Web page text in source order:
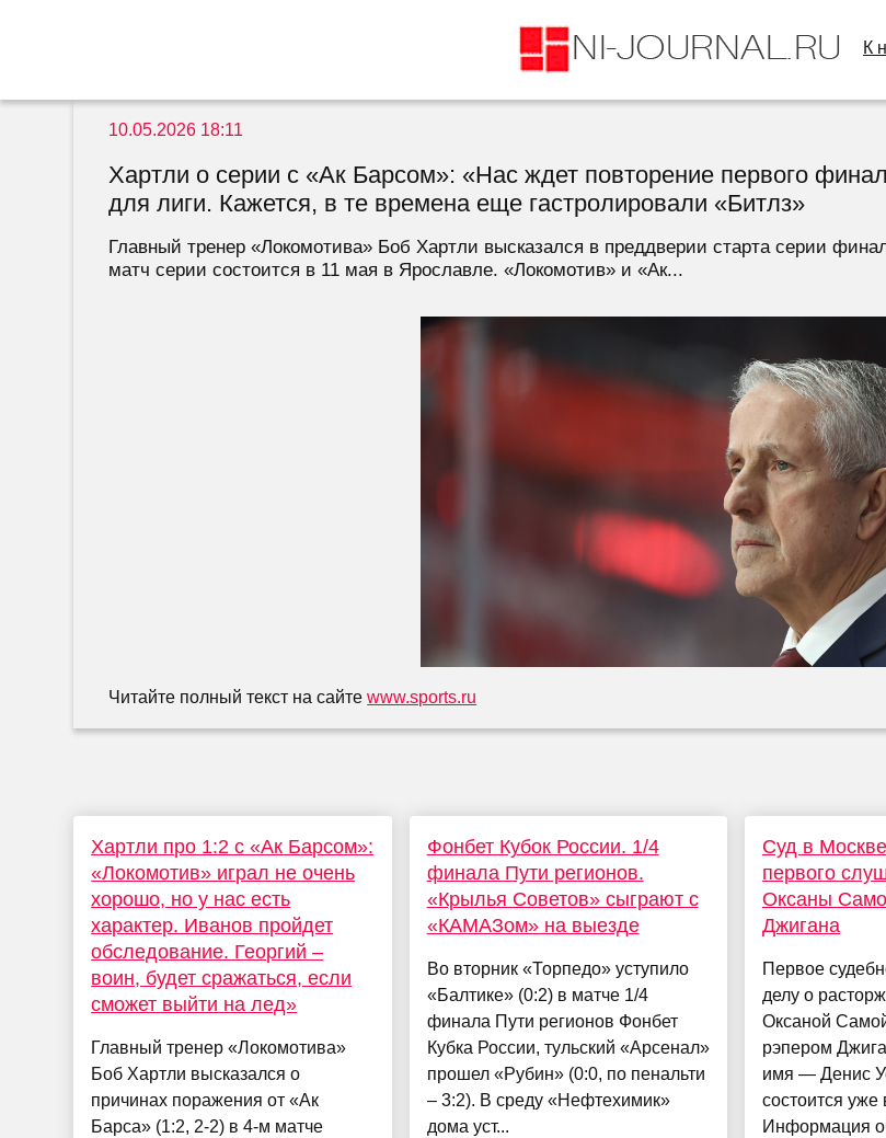
К
10.05.2026 18:11
Хартли о серии с «Ак Барсом»: «Нас ждет повторение первого
для лиги. Кажется, в те времена еще гастролировали «Битлз»
Главный тренер «Локомотива» Боб Хартли высказался в преддверии старта серии
матч серии состоится в 11 мая в Ярославле. «Локомотив» и «Ак...
Читайте полный текст на сайтеwww.sports.ru
Хартли про 1:2 с «Ак Барсом»:
«Локомотив» играл не очень
хорошо, но у нас есть
характер. Иванов пройдет
обследование. Георгий –
воин, будет сражаться, если
сможет выйти на лед»
Главный тренер «Локомотива»
Боб Хартли высказался о
причинах поражения от «Ак
Барса» (1:2, 2-2) в 4-м матче
Фонбет Кубок России. 1/4
финала Пути регионов.
«Крылья Советов» сыграют с
«КАМАЗом» на выезде
Во вторник «Торпедо» уступило
«Балтике» (0:2) в матче 1/4
финала Пути регионов Фонбет
Кубка России, тульский «Арсенал»
прошел «Рубин» (0:0, по пенальти
– 3:2). В среду «Нефтехимик»
дома уст...
Суд в
первого
Оксаны
Джигана
Первое
делу о
Оксаной
рэпером
имя — Денис
состоится уже
Информация